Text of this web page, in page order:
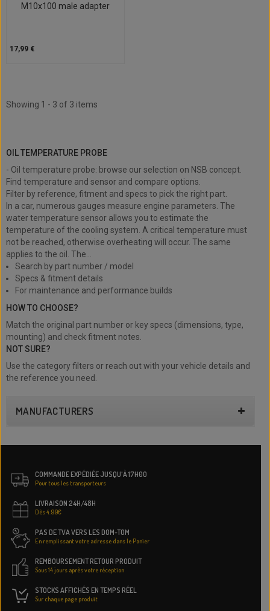
M10x100 male adapter
17,99 €
Showing 1 - 3 of 3 items
OIL TEMPERATURE PROBE
- Oil temperature probe: browse our selection on NSB concept.
Find temperature and sensor and compare options.
Filter by reference, fitment and specs to pick the right part.
In a car, numerous gauges measure engine parameters. The
water temperature sensor allows you to estimate the
temperature of the cooling system. A critical temperature must
not be reached, otherwise overheating will occur. The same
applies to the oil. The...
Search by part number / model
Specs & fitment details
For maintenance and performance builds
HOW TO CHOOSE?
Match the original part number or key specs (dimensions, type,
mounting) and check fitment notes.
NOT SURE?
Use the category filters or reach out with your vehicle details and
the reference you need.
MANUFACTURERS
COMMANDE EXPÉDIÉE JUSQU'À 17H00
Pour tous les transporteurs
LIVRAISON 24H/48H
Dès 4.99€
PAS DE TVA VERS LES DOM-TOM
En remplissant votre adresse dans le Panier
REMBOURSEMENT RETOUR PRODUIT
Sous 14 jours après votre réception
STOCKS AFFICHÉS EN TEMPS RÉEL
Sur chaque page produit